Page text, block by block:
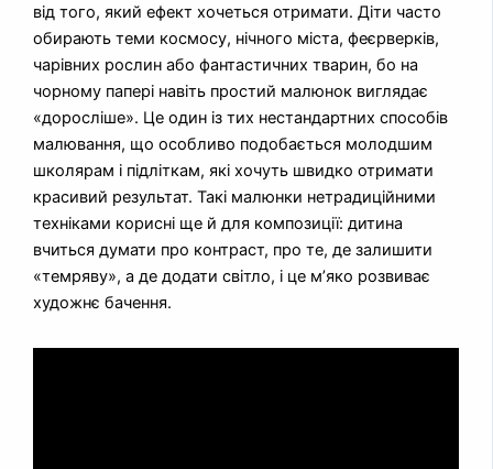
від того, який ефект хочеться отримати. Діти часто
обирають теми космосу, нічного міста, феєрверків,
чарівних рослин або фантастичних тварин, бо на
чорному папері навіть простий малюнок виглядає
«доросліше». Це один із тих нестандартних способів
малювання, що особливо подобається молодшим
школярам і підліткам, які хочуть швидко отримати
красивий результат. Такі малюнки нетрадиційними
техніками корисні ще й для композиції: дитина
вчиться думати про контраст, про те, де залишити
«темряву», а де додати світло, і це м’яко розвиває
художнє бачення.